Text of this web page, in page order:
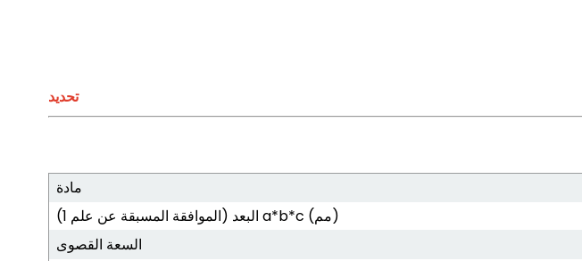
تحديد
مادة
البعد (الموافقة المسبقة عن علم 1) a*b*c (مم)
السعة القصوى